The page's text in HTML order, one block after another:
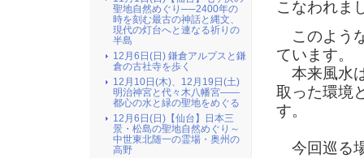
こなわれま
このよう
ています。
本来風水
取った環境
す。
今回巡る
聖地自然めぐり──2400年の
時を刻む最古の神話と縄文、
現代の灯台へと連なる祈りの
半島
12月6日(日) 鎌倉アルプスと鎌
倉の古社寺を歩く
12月10日(木)、12月19日(土)
明治神宮と代々木八幡宮――
都心の水と緑の聖地をめぐる
12月6日(日)【仙台】日本三
景・松島の聖地自然めぐり～
中世東北随一の霊場・奥州の
高野